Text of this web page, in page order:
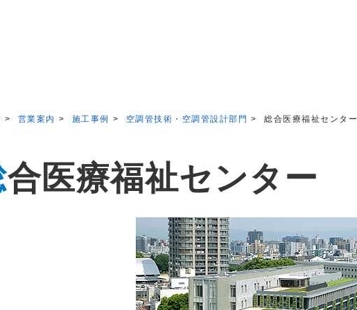
営業案内 施工事例 空調管技術・空調管設計部門 総合医療福祉センター
総合医療福祉センター